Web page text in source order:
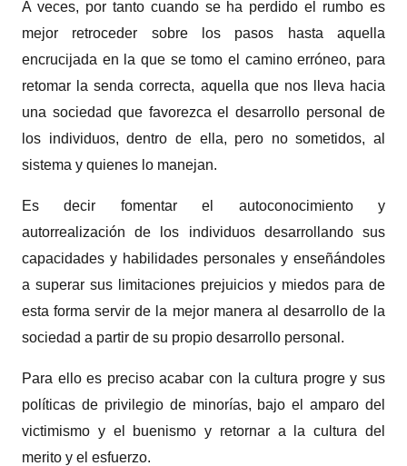
A veces, por tanto cuando se ha perdido el rumbo es
mejor retroceder sobre los pasos hasta aquella
encrucijada en la que se tomo el camino erróneo, para
retomar la senda correcta, aquella que nos lleva hacia
una sociedad que favorezca el desarrollo personal de
los individuos, dentro de ella, pero no sometidos, al
sistema y quienes lo manejan.
Es decir fomentar el autoconocimiento y
autorrealización de los individuos desarrollando sus
capacidades y habilidades personales y enseñándoles
a superar sus limitaciones prejuicios y miedos para de
esta forma servir de la mejor manera al desarrollo de la
sociedad a partir de su propio desarrollo personal.
Para ello es preciso acabar con la cultura progre y sus
políticas de privilegio de minorías, bajo el amparo del
victimismo y el buenismo y retornar a la cultura del
merito y el esfuerzo.